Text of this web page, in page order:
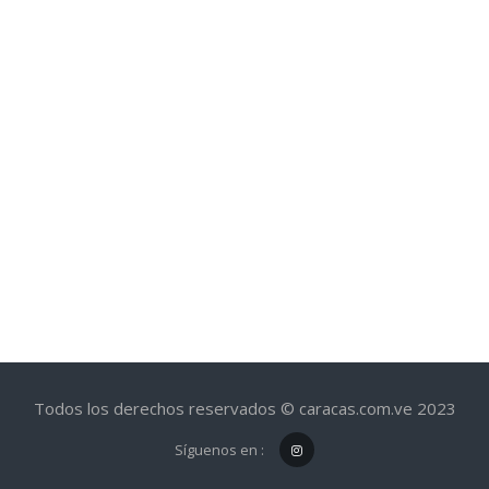
Todos los derechos reservados © caracas.com.ve 2023
Síguenos en :